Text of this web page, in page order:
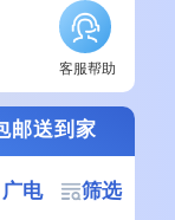
客服帮助
邮送到家
广电 筛选